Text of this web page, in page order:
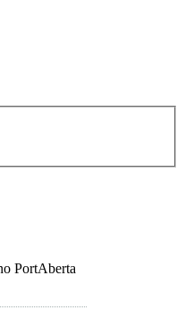
PortAberta